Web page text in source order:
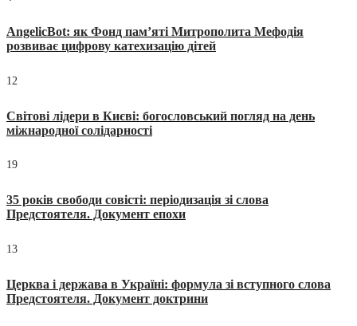
AngelicBot: як Фонд пам’яті Митрополита Мефодія
розвиває цифрову катехизацію дітей
12
Світові лідери в Києві: богословський погляд на день
міжнародної солідарності
19
35 років свободи совісті: періодизація зі слова
Предстоятеля. Документ епохи
13
Церква і держава в Україні: формула зі вступного слова
Предстоятеля. Документ доктрини